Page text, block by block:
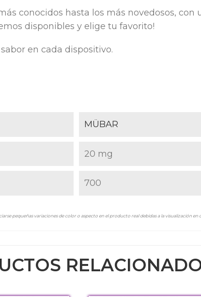
conocidos hasta los más novedosos,
disponibles y elige tu favorito!
en cada dispositivo.
MÜBAR
20 mg
700
pequeñas variaciones de color o aspecto en el producto real debidas a la visualización en